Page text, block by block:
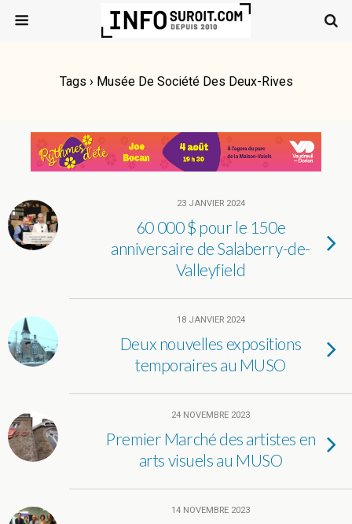
Tags › Musée De Société Des Deux-Rives
23 JANVIER 2024
60 000 $ pour le 150e
anniversaire de Salaberry-de-
Valleyfield
18 JANVIER 2024
Deux nouvelles expositions
temporaires au MUSO
24 NOVEMBRE 2023
Premier Marché des artistes en
arts visuels au MUSO
14 NOVEMBRE 2023